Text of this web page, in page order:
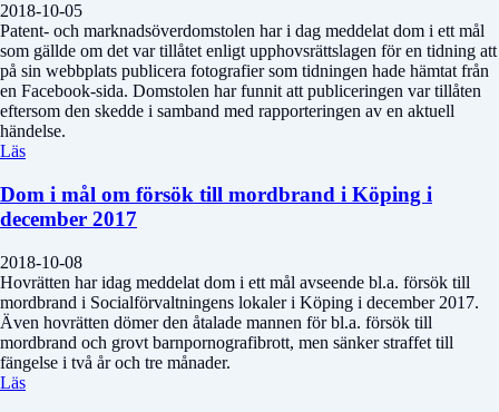
2018-10-05
Patent- och marknadsöverdomstolen har i dag meddelat dom i ett mål
som gällde om det var tillåtet enligt upphovsrättslagen för en tidning att
på sin webbplats publicera fotografier som tidningen hade hämtat från
en Facebook-sida. Domstolen har funnit att publiceringen var tillåten
eftersom den skedde i samband med rapporteringen av en aktuell
händelse.
Läs
Dom i mål om försök till mordbrand i Köping i
december 2017
2018-10-08
Hovrätten har idag meddelat dom i ett mål avseende bl.a. försök till
mordbrand i Socialförvaltningens lokaler i Köping i december 2017.
Även hovrätten dömer den åtalade mannen för bl.a. försök till
mordbrand och grovt barnpornografibrott, men sänker straffet till
fängelse i två år och tre månader.
Läs